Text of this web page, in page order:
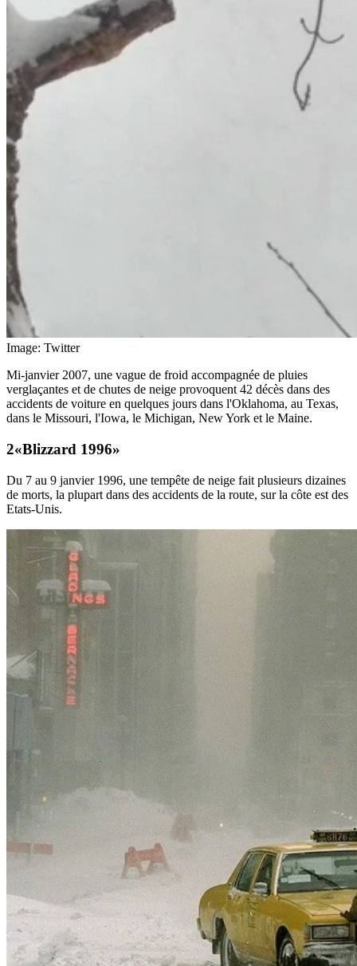
Image: Twitter
Mi-janvier 2007, une vague de froid accompagnée de pluies
verglaçantes et de chutes de neige provoquent 42 décès dans des
accidents de voiture en quelques jours dans l'Oklahoma, au Texas,
dans le Missouri, l'Iowa, le Michigan, New York et le Maine.
«Blizzard 1996»
Du 7 au 9 janvier 1996, une tempête de neige fait plusieurs dizaines
de morts, la plupart dans des accidents de la route, sur la côte est des
Etats-Unis.